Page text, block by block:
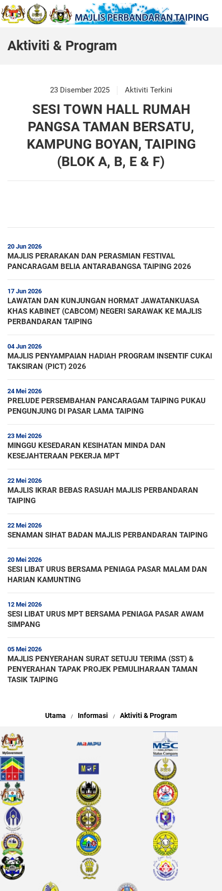
Aktiviti & Program
23 Disember 2025 Aktiviti Terkini
SESI TOWN HALL RUMAH
PANGSA TAMAN BERSATU,
KAMPUNG BOYAN, TAIPING
(BLOK A, B, E & F)
20 Jun 2026
MAJLIS PERARAKAN DAN PERASMIAN FESTIVAL
PANCARAGAM BELIA ANTARABANGSA TAIPING 2026
17 Jun 2026
LAWATAN DAN KUNJUNGAN HORMAT JAWATANKUASA
KHAS KABINET (CABCOM) NEGERI SARAWAK KE MAJLIS
PERBANDARAN TAIPING
04 Jun 2026
MAJLIS PENYAMPAIAN HADIAH PROGRAM INSENTIF CUKAI
TAKSIRAN (PICT) 2026
24 Mei 2026
PRELUDE PERSEMBAHAN PANCARAGAM TAIPING PUKAU
PENGUNJUNG DI PASAR LAMA TAIPING
23 Mei 2026
MINGGU KESEDARAN KESIHATAN MINDA DAN
KESEJAHTERAAN PEKERJA MPT
22 Mei 2026
MAJLIS IKRAR BEBAS RASUAH MAJLIS PERBANDARAN
TAIPING
22 Mei 2026
SENAMAN SIHAT BADAN MAJLIS PERBANDARAN TAIPING
20 Mei 2026
SESI LIBAT URUS BERSAMA PENIAGA PASAR MALAM DAN
HARIAN KAMUNTING
12 Mei 2026
SESI LIBAT URUS MPT BERSAMA PENIAGA PASAR AWAM
SIMPANG
05 Mei 2026
MAJLIS PENYERAHAN SURAT SETUJU TERIMA (SST) &
PENYERAHAN TAPAK PROJEK PEMULIHARAAN TAMAN
TASIK TAIPING
Utama Informasi Aktiviti & Program